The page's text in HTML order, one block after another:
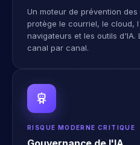
Un moteur de prévention
protège le courriel, le cloud,
navigateurs et les outils d'IA.
canal par canal.
Gouvernance de l'IA